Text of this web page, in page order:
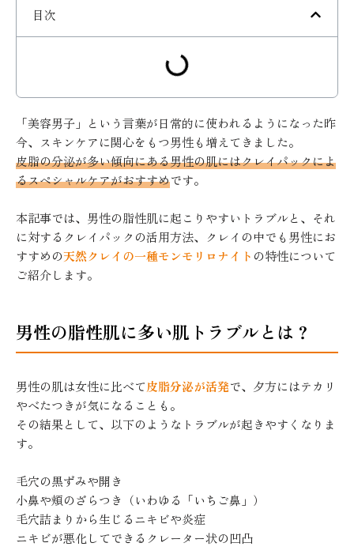
目次
「美容男子」という言葉が日常的に使われるようになった昨
今、スキンケアに関心をもつ男性も増えてきました。
皮脂の分泌が多い傾向にある男性の肌にはクレイパックによ
るスペシャルケアがおすすめです。
本記事では、男性の脂性肌に起こりやすいトラブルと、それ
に対するクレイパックの活用方法、クレイの中でも男性にお
すすめの天然クレイの一種モンモリロナイト の特性について
ご紹介します。
男性の脂性肌に多い肌トラブルとは？
男性の肌は女性に比べて皮脂分泌が活発で、夕方にはテカリ
やべたつきが気になることも。
その結果として、以下のようなトラブルが起きやすくなりま
す。
毛穴の黒ずみや開き
小鼻や頬のざらつき（いわゆる「いちご鼻」）
毛穴詰まりから生じるニキビや炎症
ニキビが悪化してできるクレーター状の凹凸